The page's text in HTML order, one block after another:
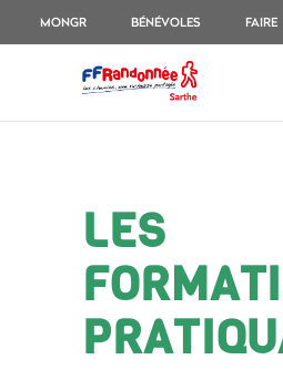
MONGR BÉNÉVOLES FAIRE
LES